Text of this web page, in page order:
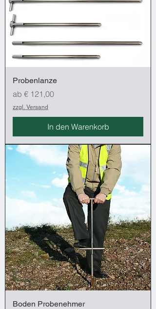
Probenlanze
ab € 121,00
Sale-Preis
zzgl. Versand
In den Warenkorb
Boden Probenehmer